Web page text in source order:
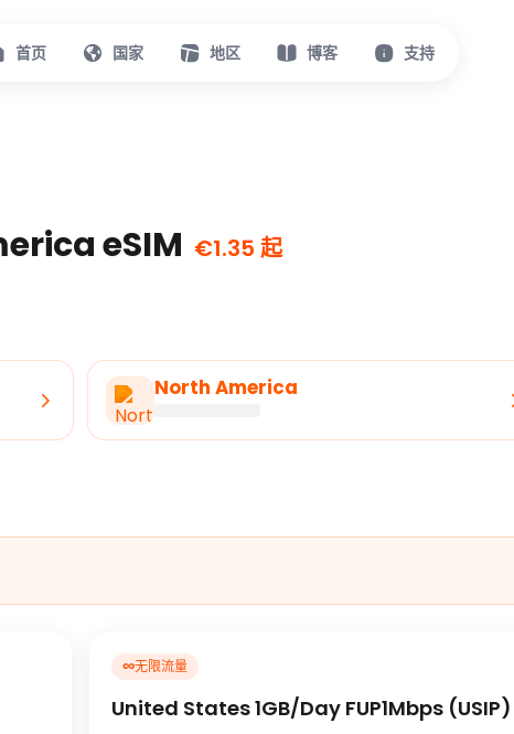
首页 国家 地区 博客 支持
eSIM €1.35 起
North America
∞无限流量
United States 1GB/Day FUP1Mbps (USIP)